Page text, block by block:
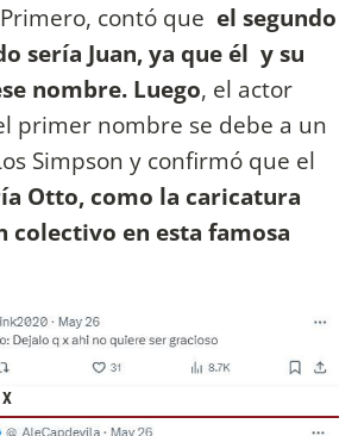
contó que el segundo
sería Juan, ya que él y su
nombre. Luego, el actor
primer nombre se debe a un
Simpson y confirmó que el
Otto, como la caricatura
colectivo en esta famosa